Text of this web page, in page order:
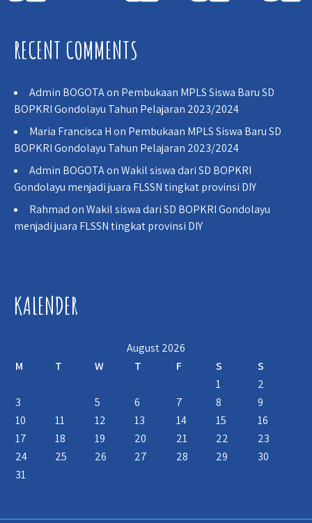
RECENT COMMENTS
Admin BOGOTAon Pembukaan MPLS Siswa Baru SD
BOPKRI Gondolayu Tahun Pelajaran 2023/2024
Maria Francisca Hon Pembukaan MPLS Siswa Baru SD
BOPKRI Gondolayu Tahun Pelajaran 2023/2024
Admin BOGOTAonWakil siswa dari SD BOPKRI
Gondolayu menjadi juara FLSSN tingkat provinsi DIY
RahmadonWakil siswa dari SD BOPKRI Gondolayu
menjadi juara FLSSN tingkat provinsi DIY
KALENDER
August 2026
M
T W T F S
S
1
2
3
5 6 7 8
9
10
11 12 13 14 15
16
17
18 19 20 21 22
23
24
25 26 27 28 29
30
31